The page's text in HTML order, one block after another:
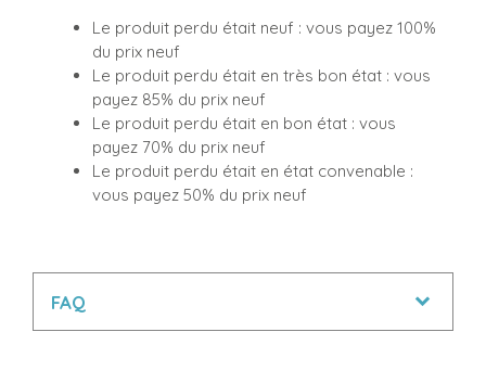
Le produit perdu était neuf : vous payez 100%
du prix neuf
Le produit perdu était en très bon état : vous
payez 85% du prix neuf
Le produit perdu était en bon état : vous
payez 70% du prix neuf
Le produit perdu était en état convenable :
vous payez 50% du prix neuf
FAQ